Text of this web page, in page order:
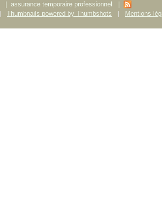
assurance temporaire professionnel
Thumbnails powered by Thumbshots Mentions